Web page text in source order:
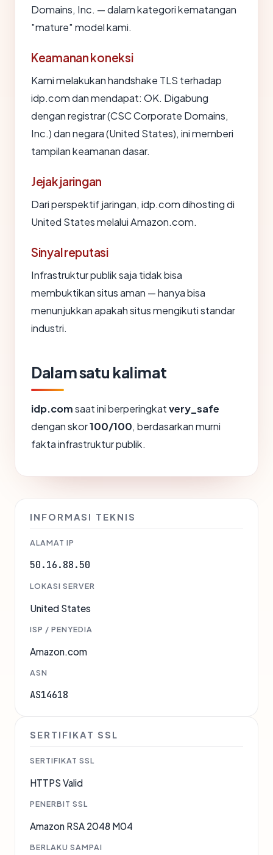
Domains, Inc. — dalam kategori kematangan
"mature" model kami.
Keamanan koneksi
Kami melakukan handshake TLS terhadap
idp.com dan mendapat: OK. Digabung
dengan registrar (CSC Corporate Domains,
Inc.) dan negara (United States), ini memberi
tampilan keamanan dasar.
Jejak jaringan
Dari perspektif jaringan, idp.com dihosting di
United States melalui Amazon.com.
Sinyal reputasi
Infrastruktur publik saja tidak bisa
membuktikan situs aman — hanya bisa
menunjukkan apakah situs mengikuti standar
industri.
Dalam satu kalimat
idp.comsaat ini berperingkatvery_safe
dengan skor100/100, berdasarkan murni
fakta infrastruktur publik.
INFORMASI TEKNIS
ALAMAT IP
50.16.88.50
LOKASI SERVER
United States
ISP / PENYEDIA
Amazon.com
ASN
AS14618
SERTIFIKAT SSL
SERTIFIKAT SSL
HTTPS Valid
PENERBIT SSL
Amazon RSA 2048 M04
BERLAKU SAMPAI